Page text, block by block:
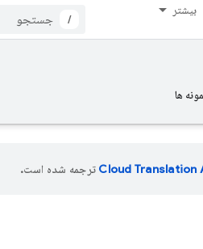
بیشتر
/
ها
ترجمه شده است.